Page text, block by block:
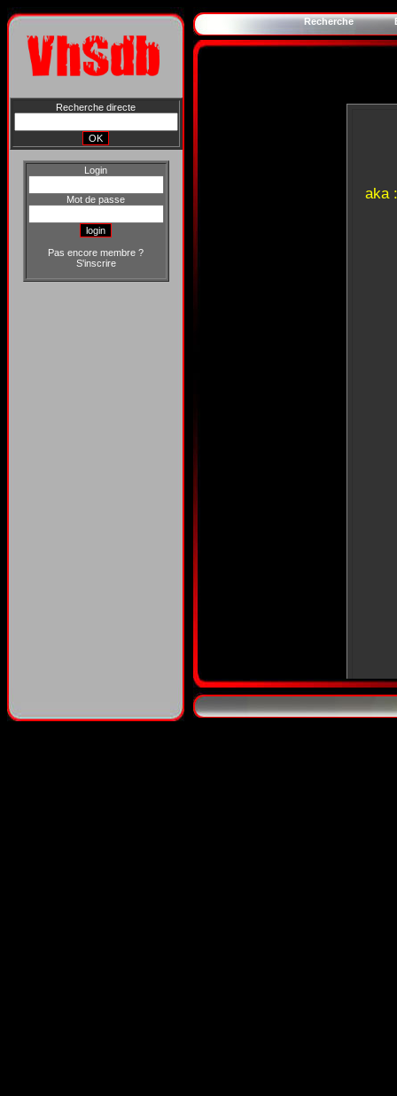
Recherche directe
Login
Mot de passe
Pas encore membre ?
S'inscrire
Recherche
aka